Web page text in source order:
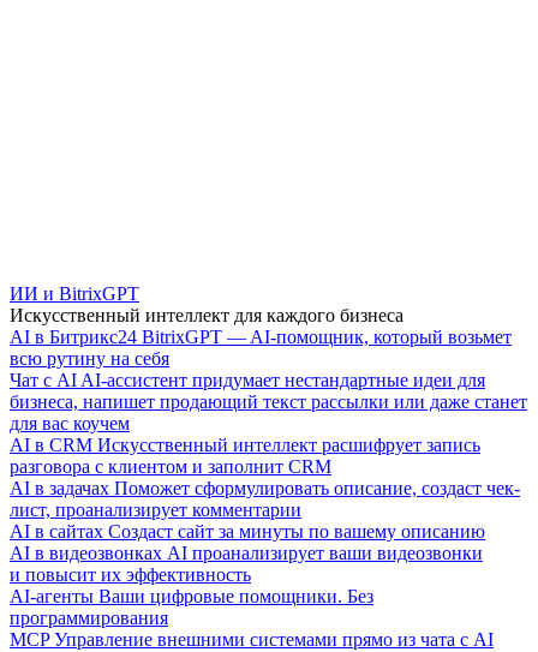
ИИ и BitrixGPT
Искусственный интеллект для каждого бизнеса
AI в Битрикс24 BitrixGPT — AI-помощник, который возьмет
всю рутину на себя
Чат с AI AI-ассистент придумает нестандартные идеи для
бизнеса, напишет продающий текст рассылки или даже станет
для вас коучем
AI в CRM Искусственный интеллект расшифрует запись
разговора с клиентом и заполнит CRM
AI в задачах Поможет сформулировать описание, создаст чек-
лист, проанализирует комментарии
AI в сайтах Создаст сайт за минуты по вашему описанию
AI в видеозвонках AI проанализирует ваши видеозвонки
и повысит их эффективность
AI-агенты Ваши цифровые помощники. Без
программирования
MCP Управление внешними системами прямо из чата с AI